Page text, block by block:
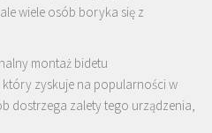
wiele osób boryka się z
montaż bidetu
zyskuje na popularności w
dostrzega zalety tego urządzenia,